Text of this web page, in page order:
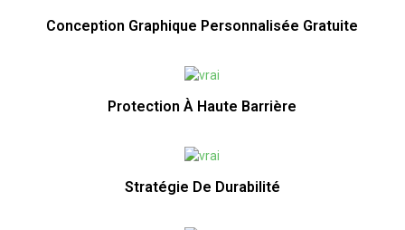
Conception Graphique Personnalisée Gratuite
Protection À Haute Barrière
Stratégie De Durabilité